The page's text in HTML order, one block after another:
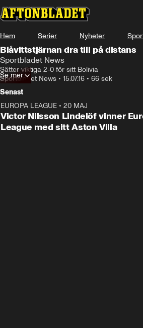
Hem Serier Nyheter
Blåvittstjärnan dra till på distans
Sportbladet News
Sätter viktiga 2-0 för sitt Bolivia
Sportbladet News • 15.07.16 • 66 sek
Se mer
Senast
EUROPA LEAGUE • 20 MAJ
Victor Nilsson Lindelöf vinner
League med sitt Aston Villa